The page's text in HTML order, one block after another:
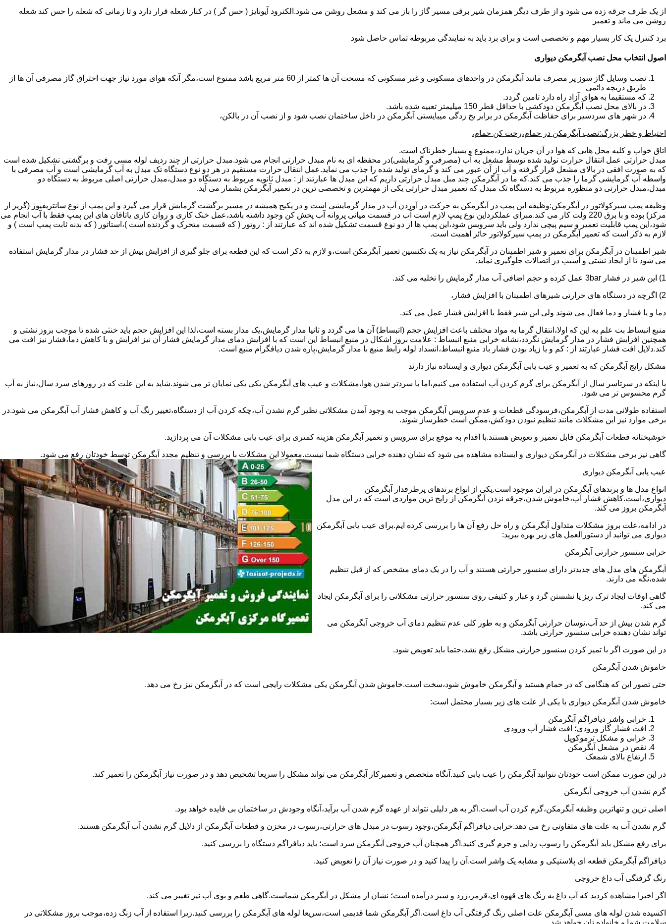
از یک طرف جرقه زده می شود و از طرف دیگر همزمان شیر برقی مسیر گاز را باز می کند و مشعل روشن می شود.الکترود آیونایز ( حس گر ) در کنار شعله قرار دارد و تا زمانی که شعله را حس کند شعله
روشن می ماند و تعمیر
برد کنترل یک کار بسیار مهم و تخصصی است و برای برد باید به نمایندگی مربوطه تماس حاصل شود
اصول انتخاب محل نصب آبگرمکن دیواری
نصب وسایل گاز سوز پر مصرف مانند آبگرمکن در واحدهای مسکونی و غیر مسکونی که مسحت آن ها کمتر از 60 متر مربع باشد ممنوع است،مگر آنکه هوای مورد نیاز جهت احتراق گاز مصرفی آن ها از
طریق دریچه دائمی
که مستقیما به هوای آزاد راه دارد تامین گردد.
در بالای محل نصب آبگرمکن دودکشی با حداقل قطر 150 میلیمتر تعبیه شده باشد.
در شهر های سردسیر برای حفاظت آبگرمکن در برابر یخ زدگی میبایستی آبگرمکن در داخل ساختمان نصب شود و از نصب آن در بالکن،
احتیاط و خطر بزرگ:نصب آبگرمکن در حمام،رخت کن حمام،
اتاق خواب و کلیه محل هایی که هوا در آن جریان ندارد،ممنوع و بسیار خطرناک است.
مبدل حرارتی عمل انتقال حرارت تولید شده توسط مشعل به آب (مصرفی و گرمایشی)در محفظه ای به نام مبدل حرارتی انجام می شود.مبدل حرارتی از چند ردیف لوله مسی رفت و برگشتی تشکیل شده است
که به صورت افقی در بالای مشعل قرار گرفته و آب از آن عبور می کند و گرمای تولید شده را جذب می نماید.عمل انتقال حرارت مستقیم در هر دو نوع دستگاه تک مبدل به آب گرمایشی است و آب مصرفی با
واسطه آب گرمایشی گرما را جذب می کند.که ما در آبگرمکن چند مبل مبدل حرارتی داریم که این مبدل ها عبارتند از : مبدل ثانویه مربوط به دستگاه دو مبدل،مبدل حرارتی اصلی مربوط به دستگاه دو
مبدل،مبدل حرارتی دو منظوره مربوط به دستگاه تک مبدل که تعمیر مبدل حرارتی یکی از مهمترین و تخصصی ترین در تعمیر آبگرمکن بشمار می آید.
وظیفه پمپ سیرکولاتور در آبگرمکن:وظیفه این پمپ در آبگرمکن به حرکت در آوردن آب در مدار گرمایشی است و در پکیج همیشه در مسیر برگشت گرمایش قرار می گیرد و این پمپ از نوع سانتریفیوژ (گریز از
مرکز) بوده و با برق 220 ولت کار می کند.مبرای عملکرداین نوع پمپ لازم است آب در قسمت میانی پروانه آب پخش کن وجود داشته باشد،عمل خنک کاری و روان کاری یاتاقان های این پمپ فقط با آب انجام می
شود،این پمپ قابلیت تعمیر و سیم پیچی ندارد ولی باید سرویس شود،این پمپ ها از دو نوع قسمت تشکیل شده اند که عبارتند از : روتور ( که قسمت متحرک و گردنده است )،استاتور ( که بدنه ثابت پمپ است ) و
لازم به ذکر است که تعمیر آبگرمکن در پمپ سیرکولاتور حائز اهمیت است.
شیر اطمینان در آبگرمکن برای تعمیر و شیر اطمینان در آبگرمکن نیاز به یک تکنسین تعمیر آبگرمکن است،و لازم به ذکر است که این قطعه برای جلو گیری از افزایش بیش از حد فشار در مدار گرمایش استفاده
می شود تا از ایجاد نشتی و آسیب در اتصالات جلوگیری نماید.
1) این شیر در فشار 3bar عمل کرده و حجم اضافی آب مدار گرمایش را تخلیه می کند.
2) اگرچه در دستگاه های حرارتی شیرهای اطمینان با افزایش فشار،
دما و یا فشار و دما فعال می شوند ولی این شیر فقط با افزایش فشار عمل می کند.
منبع انبساط بت علم به این که اولا،انتقال گرما به مواد مختلف باعث افزایش حجم (اتبساط) آن ها می گردد و ثانیا مدار گرمایش،یک مدار بسته است،لذا این افزایش حجم باید خنثی شده تا موجب بروز نشتی و
همچنین افزایش فشار در مدار گرمایش نگردد،نشانه خرابی منبع انبساط : علامت بروز اشکال در منبع انبساط این است که با افزایش دمای مدار گرمایش فشار آن نیز افزایش و با کاهش دما،فشار نیز افت می
کند.دلایل افت فشار عبارتند از : کم و یا زیاد بودن فشار باد منبع انبساط،انسداد لوله رابط منبع با مدار گرمایش،پاره شدن دیافگرام منبع است.
مشکل رایج آبگرمکن که به تعمیر و عیب یابی آبگرمکن دیواری و ایستاده نیاز دارند
با اینکه در سرتاسر سال از آبگرمکن برای گرم کردن آب استفاده می کنیم،اما با سردتر شدن هوا،مشکلات و عیب های آبگرمکن یکی یکی نمایان تر می شوند.شاید به این علت که در روزهای سرد سال،نیاز به آب
گرم محسوس تر می شود.
استفاده طولانی مدت از آبگرمکن،فرسودگی قطعات و عدم سرویس آبگرمکن موجب به وجود آمدن مشکلاتی نظیر گرم نشدن آب،چکه کردن آب از دستگاه،تغییر رنگ آب و کاهش فشار آب آبگرمکن می شود.در
برخی موارد نیز این مشکلات مانند تنظیم نبودن دودکش،ممکن است خطرساز شوند.
خوشبختانه قطعات آبگرمکن قابل تعمیر و تعویض هستند.با اقدام به موقع برای سرویس و تعمیر آبگرمکن هزینه کمتری برای عیب یابی مشکلات آن می پردازید.
گاهی نیز برخی مشکلات در آبگرمکن دیواری و ایستاده مشاهده می شود که نشان دهنده خرابی دستگاه شما نیست.معمولا این مشکلات با بررسی و تنظیم مجدد آبگرمکن توسط خودتان رفع می شود.
عیب یابی آبگرمکن دیواری
انواع مدل ها و برندهای آبگرمکن در ایران موجود است.یکی از انواع برندهای پرطرفدار آبگرمکن
دیواری،است.کاهش فشار آب،خاموش شدن،جرقه نزدن آبگرمکن از رایج ترین مواردی است که در این مدل
آبگرمکن بروز می کند.
در ادامه،علت بروز مشکلات متداول آبگرمکن و راه حل رفع آن ها را بررسی کرده ایم.برای عیب یابی آبگرمکن
دیواری می توانید از دستورالعمل های زیر بهره ببرید:
خرابی سنسور حرارتی آبگرمکن
آبگرمکن های مدل های جدیدتر دارای سنسور حرارتی هستند و آب را در یک دمای مشخص که از قبل تنظیم
شده،نگه می دارند.
گاهی اوقات ایجاد ترک ریز یا نشستن گرد و غبار و کثیفی روی سنسور حرارتی مشکلاتی را برای آبگرمکن ایجاد
می کند.
گرم شدن بیش از حد آب،نوسان حرارتی آبگرمکن و به طور کلی عدم تنظیم دمای آب خروجی آبگرمکن می
تواند نشان دهنده خرابی سنسور حرارتی باشد.
در این صورت اگر با تمیز کردن سنسور حرارتی مشکل رفع نشد،حتما باید تعویض شود.
خاموش شدن آبگرمکن
حتی تصور این که هنگامی که در حمام هستید و آبگرمکن خاموش شود،سخت است.خاموش شدن آبگرمکن یکی مشکلات رایجی است که در آبگرمکن نیز رخ می دهد.
خاموش شدن آبگرمکن دیواری با یکی از علت های زیر بسیار محتمل است:
خرابی واشر دیافراگم آبگرمکن
افت فشار گاز ورودی؛ افت فشار آب ورودی
خرابی و مشکل ترموکوپل
نقص در مشعل آبگرمکن
ارتفاع بالای شمعک
در این صورت ممکن است خودتان نتوانید آبگرمکن را عیب یابی کنید.آنگاه متخصص و تعمیرکار آبگرمکن می تواند مشکل را سریعا تشخیص دهد و در صورت نیاز آبگرمکن را تعمیر کند.
گرم نشدن آب خروجی آبگرمکن
اصلی ترین و تنهاترین وظیفه آبگرمکن،گرم کردن آب است.اگر به هر دلیلی نتواند از عهده گرم شدن آب برآید،آنگاه وجودش در ساختمان بی فایده خواهد بود.
گرم نشدن آب به علت های متفاوتی رخ می دهد.خرابی دیافراگم آبگرمکن،وجود رسوب در مبدل های حرارتی،رسوب در مخزن و قطعات آبگرمکن از دلایل گرم نشدن آب آبگرمکن هستند.
برای رفع مشکل باید آبگرمکن را رسوب زدایی و جرم گیری کنید.اگر همچنان آب خروجی آبگرمکن سرد است؛ باید دیافراگم دستگاه را بررسی کنید.
دیافراگم آبگرمکن قطعه ای پلاستیکی و مشابه یک واشر است.آن را پیدا کنید و در صورت نیاز آن را تعویض کنید.
رنگ گرفتگی آب داغ خروجی
اگر اخیرا مشاهده کردید که آب داغ به رنگ های قهوه ای،قرمز،زرد و سبز درآمده است؛ نشان از مشکل در آبگرمکن شماست.گاهی طعم و بوی آب نیز تغییر می کند.
اکسیده شدن لوله های مسی آبگرمکن علت اصلی رنگ گرفتگی آب داغ است.اگر آبگرمکن شما قدیمی است،سریعا لوله های آبگرمکن را بررسی کنید.زیرا استفاده از آب زنگ زده،موجب بروز مشکلاتی در
سلامت شما و خانواده تان خواهد شد.